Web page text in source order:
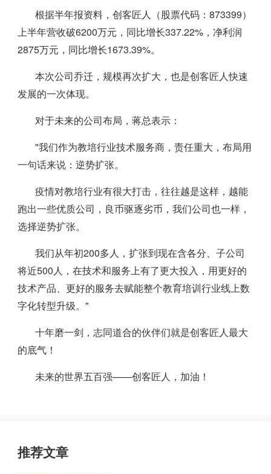
根据半年报资料，创客匠人（股票代码：873399）
上半年营收破6200万元，同比增长337.22%，净利润
2875万元，同比增长1673.39%。
本次公司乔迁，规模再次扩大，也是创客匠人快速
发展的一次体现。
对于未来的公司布局，蒋总表示：
"我们作为教培行业技术服务商，责任重大，布局用
一句话来说：逆势扩张。
疫情对教培行业有很大打击，往往越是这样，越能
跑出一些优质公司，良币驱逐劣币，我们公司也一样，
选择逆势扩张。
我们从年初200多人，扩张到现在含各分、子公司
将近500人，在技术和服务上有了更大投入，用更好的
技术产品、更好的服务去赋能整个教育培训行业线上数
字化转型升级。"
十年磨一剑，志同道合的伙伴们就是创客匠人最大
的底气！
未来的世界五百强——创客匠人，加油！
推荐文章